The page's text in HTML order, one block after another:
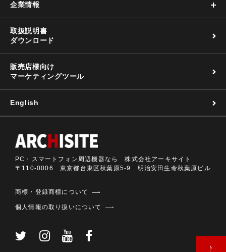
企業情報
取扱説明書
ダウンロード
販売店様向け
マーケティングツール
English
PC・スマートフォン周辺機器なら 株式会社アーキサイト
〒110-0006 東京都台東区秋葉原5-9 明治安田生命秋葉原ビル
商標・登録商標について
個人情報の取り扱いについて